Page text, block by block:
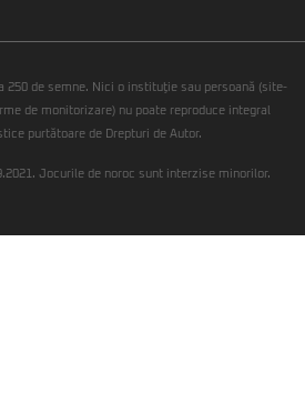
250 de semne. Nici o instituţie sau persoană (site-
de monitorizare) nu poate reproduce integral
purtătoare de Drepturi de Autor.
Jocurile de noroc sunt interzise minorilor.